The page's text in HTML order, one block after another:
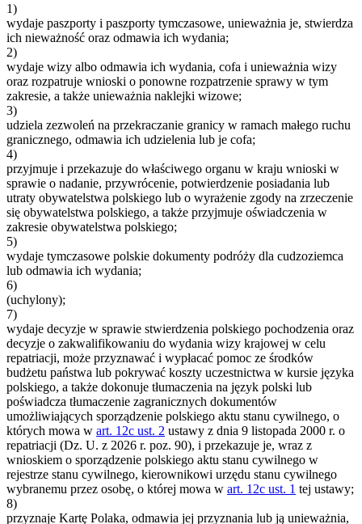
1)
wydaje paszporty i paszporty tymczasowe, unieważnia je, stwierdza
ich nieważność oraz odmawia ich wydania;
2)
wydaje wizy albo odmawia ich wydania, cofa i unieważnia wizy
oraz rozpatruje wnioski o ponowne rozpatrzenie sprawy w tym
zakresie, a także unieważnia naklejki wizowe;
3)
udziela zezwoleń na przekraczanie granicy w ramach małego ruchu
granicznego, odmawia ich udzielenia lub je cofa;
4)
przyjmuje i przekazuje do właściwego organu w kraju wnioski w
sprawie o nadanie, przywrócenie, potwierdzenie posiadania lub
utraty obywatelstwa polskiego lub o wyrażenie zgody na zrzeczenie
się obywatelstwa polskiego, a także przyjmuje oświadczenia w
zakresie obywatelstwa polskiego;
5)
wydaje tymczasowe polskie dokumenty podróży dla cudzoziemca
lub odmawia ich wydania;
6)
(uchylony);
7)
wydaje decyzje w sprawie stwierdzenia polskiego pochodzenia oraz
decyzje o zakwalifikowaniu do wydania wizy krajowej w celu
repatriacji, może przyznawać i wypłacać pomoc ze środków
budżetu państwa lub pokrywać koszty uczestnictwa w kursie języka
polskiego, a także dokonuje tłumaczenia na język polski lub
poświadcza tłumaczenie zagranicznych dokumentów
umożliwiających sporządzenie polskiego aktu stanu cywilnego, o
których mowa w art. 12c ust. 2 ustawy z dnia 9 listopada 2000 r. o
repatriacji (Dz. U. z 2026 r. poz. 90), i przekazuje je, wraz z
wnioskiem o sporządzenie polskiego aktu stanu cywilnego w
rejestrze stanu cywilnego, kierownikowi urzędu stanu cywilnego
wybranemu przez osobę, o której mowa w art. 12c ust. 1 tej ustawy;
8)
przyznaje Kartę Polaka, odmawia jej przyznania lub ją unieważnia,